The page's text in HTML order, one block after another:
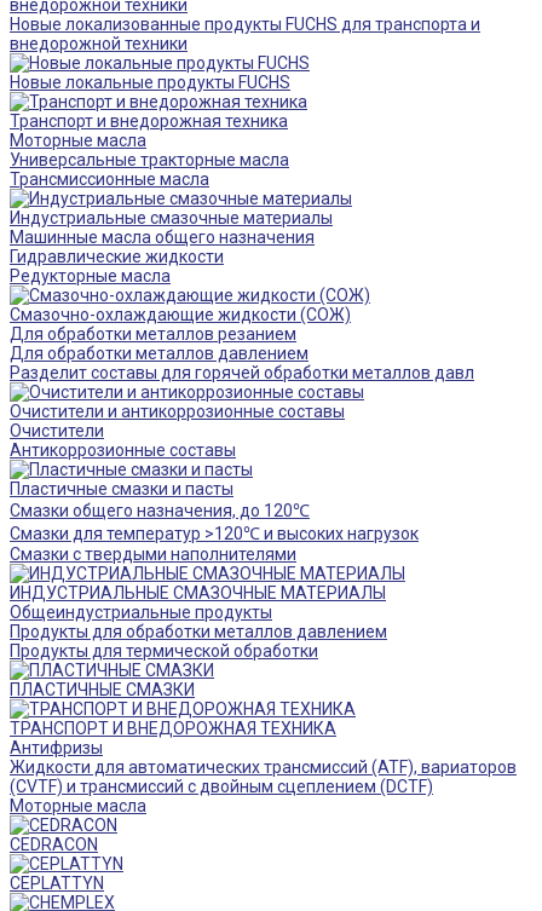
Новые локализованные продукты FUCHS для транспорта и
внедорожной техники
Новые локальные продукты FUCHS
Транспорт и внедорожная техника
Моторные масла
Универсальные тракторные масла
Трансмиссионные масла
Индустриальные смазочные материалы
Машинные масла общего назначения
Гидравлические жидкости
Редукторные масла
Смазочно-охлаждающие жидкости (СОЖ)
Для обработки металлов резанием
Для обработки металлов давлением
Разделит составы для горячей обработки металлов давл
Очистители и антикоррозионные составы
Очистители
Антикоррозионные составы
Пластичные смазки и пасты
Смазки общего назначения, до 120℃
Смазки для температур >120℃ и высоких нагрузок
Смазки с твердыми наполнителями
ИНДУСТРИАЛЬНЫЕ СМАЗОЧНЫЕ МАТЕРИАЛЫ
Общеиндустриальные продукты
Продукты для обработки металлов давлением
Продукты для термической обработки
ПЛАСТИЧНЫЕ СМАЗКИ
ТРАНСПОРТ И ВНЕДОРОЖНАЯ ТЕХНИКА
Антифризы
Жидкости для автоматических трансмиссий (ATF), вариаторов
(CVTF) и трансмиссий с двойным сцеплением (DCTF)
Моторные масла
CEDRACON
CEPLATTYN